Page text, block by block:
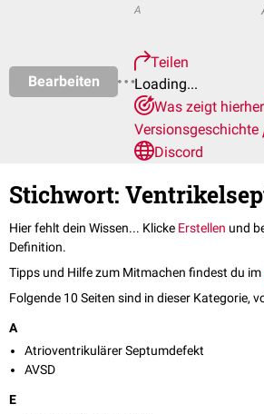
Bearbeiten
A
Teilen
Loading...
Was zeigt hierher
Versionsgeschichte
Discord
Stichwort:
Hier fehlt dein Wissen... Klicke Erstellen und
Definition.
Tipps und Hilfe zum Mitmachen findest du im
Folgende 10 Seiten sind in dieser Kategorie,
A
Atrioventrikulärer Septumdefekt
AVSD
E